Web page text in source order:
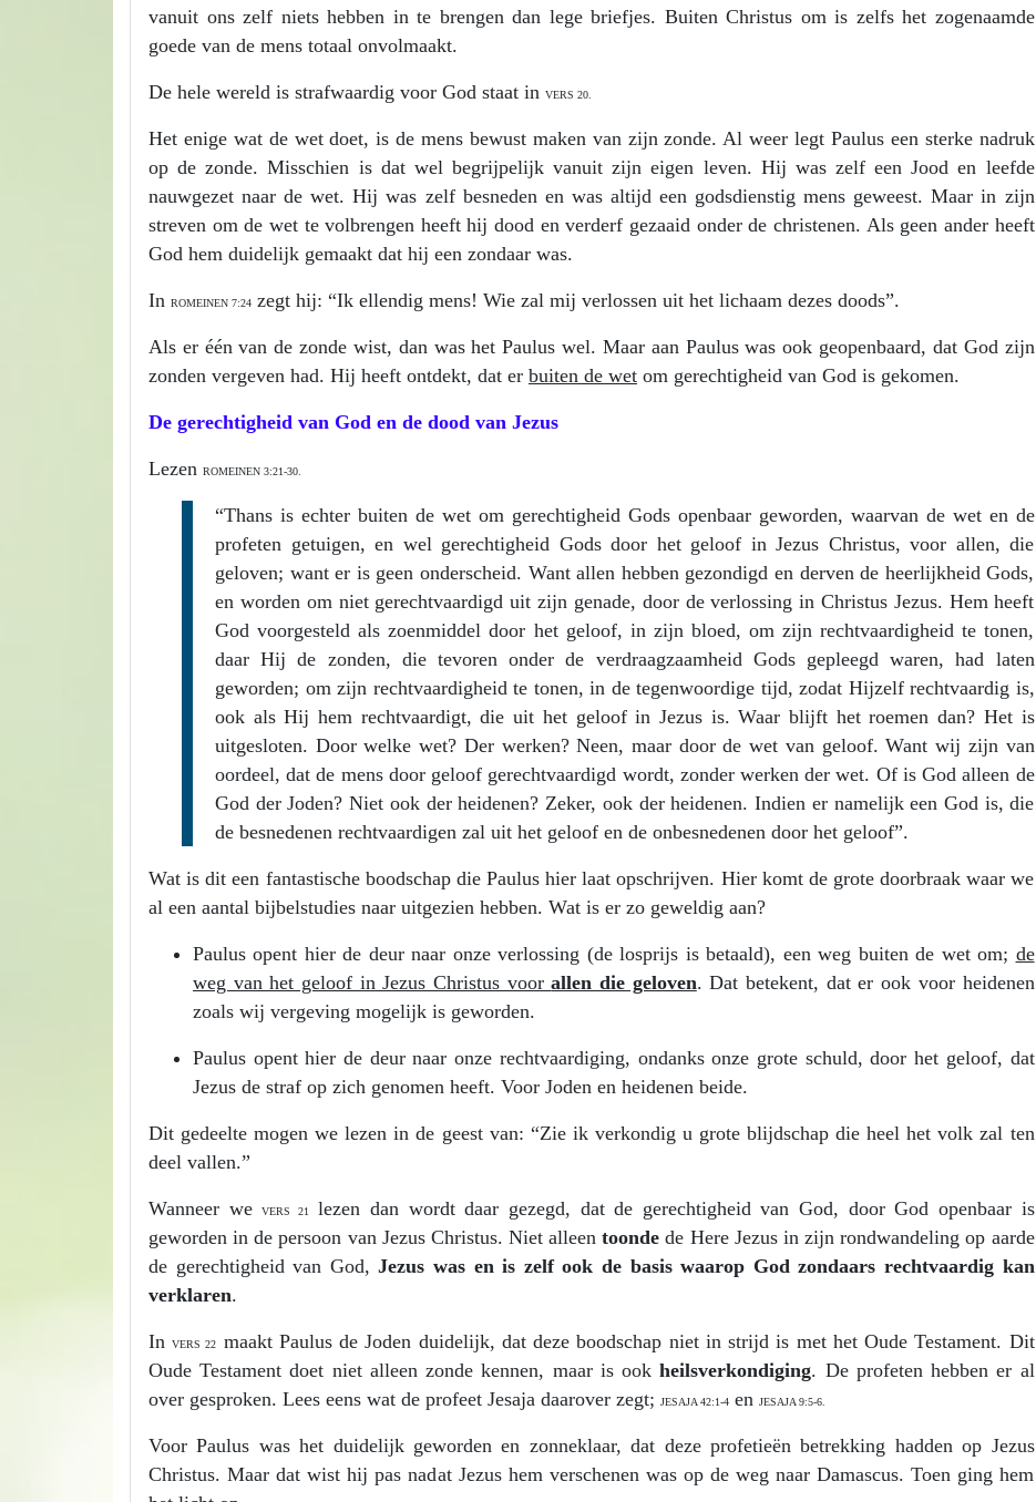
vanuit ons zelf niets hebben in te brengen dan lege briefjes. Buiten Christus om is zelfs het zogenaamde
goede van de mens totaal onvolmaakt.
De hele wereld is strafwaardig voor God staat in VERS 20.
Het enige wat de wet doet, is de mens bewust maken van zijn zonde. Al weer legt Paulus een sterke nadruk
op de zonde. Misschien is dat wel begrijpelijk vanuit zijn eigen leven. Hij was zelf een Jood en leefde
nauwgezet naar de wet. Hij was zelf besneden en was altijd een godsdienstig mens geweest. Maar in zijn
streven om de wet te volbrengen heeft hij dood en verderf gezaaid onder de christenen. Als geen ander heeft
God hem duidelijk gemaakt dat hij een zondaar was.
In ROMEINEN 7:24 zegt hij: “Ik ellendig mens! Wie zal mij verlossen uit het lichaam dezes doods”.
Als er één van de zonde wist, dan was het Paulus wel. Maar aan Paulus was ook geopenbaard, dat God zijn
zonden vergeven had. Hij heeft ontdekt, dat er buiten de wet om gerechtigheid van God is gekomen.
De gerechtigheid van God en de dood van Jezus
Lezen ROMEINEN 3:21-30.
“Thans is echter buiten de wet om gerechtigheid Gods openbaar geworden, waarvan de wet en de
profeten getuigen, en wel gerechtigheid Gods door het geloof in Jezus Christus, voor allen, die
geloven; want er is geen onderscheid. Want allen hebben gezondigd en derven de heerlijkheid Gods,
en worden om niet gerechtvaardigd uit zijn genade, door de verlossing in Christus Jezus. Hem heeft
God voorgesteld als zoenmiddel door het geloof, in zijn bloed, om zijn rechtvaardigheid te tonen,
daar Hij de zonden, die tevoren onder de verdraagzaamheid Gods gepleegd waren, had laten
geworden; om zijn rechtvaardigheid te tonen, in de tegenwoordige tijd, zodat Hijzelf rechtvaardig is,
ook als Hij hem rechtvaardigt, die uit het geloof in Jezus is. Waar blijft het roemen dan? Het is
uitgesloten. Door welke wet? Der werken? Neen, maar door de wet van geloof. Want wij zijn van
oordeel, dat de mens door geloof gerechtvaardigd wordt, zonder werken der wet. Of is God alleen de
God der Joden? Niet ook der heidenen? Zeker, ook der heidenen. Indien er namelijk een God is, die
de besnedenen rechtvaardigen zal uit het geloof en de onbesnedenen door het geloof”.
Wat is dit een fantastische boodschap die Paulus hier laat opschrijven. Hier komt de grote doorbraak waar we
al een aantal bijbelstudies naar uitgezien hebben. Wat is er zo geweldig aan?
Paulus opent hier de deur naar onze verlossing (de losprijs is betaald), een weg buiten de wet om; de
weg van het geloof in Jezus Christus voorallen die geloven. Dat betekent, dat er ook voor heidenen
zoals wij vergeving mogelijk is geworden.
Paulus opent hier de deur naar onze rechtvaardiging, ondanks onze grote schuld, door het geloof, dat
Jezus de straf op zich genomen heeft. Voor Joden en heidenen beide.
Dit gedeelte mogen we lezen in de geest van: “Zie ik verkondig u grote blijdschap die heel het volk zal ten
deel vallen.”
Wanneer weVERS 21lezen dan wordt daar gezegd, dat de gerechtigheid van God, door God openbaar is
geworden in de persoon van Jezus Christus. Niet alleentoonde de Here Jezus in zijn rondwandeling op aarde
de gerechtigheid van God,Jezus was en is zelf ook de basis waarop God zondaars rechtvaardig kan
verklaren.
InVERS 22
maakt Paulus de Joden duidelijk, dat deze boodschap niet in strijd is met het Oude Testament. Dit
Oude Testament doet niet alleen zonde kennen, maar is ookheilsverkondiging. De profeten hebben er al
over gesproken. Lees eens wat de profeet Jesaja daarover zegt; JESAJA 42:1-4 en JESAJA 9:5-6.
Voor Paulus was het duidelijk geworden en zonneklaar, dat deze profetieën betrekking hadden op Jezus
Christus. Maar dat wist hij pas nadat Jezus hem verschenen was op de weg naar Damascus. Toen ging hem